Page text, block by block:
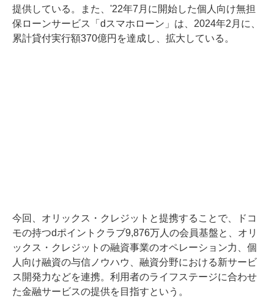
提供している。また、'22年7月に開始した個人向け無担
保ローンサービス「dスマホローン」は、2024年2月に、
累計貸付実行額370億円を達成し、拡大している。
今回、オリックス・クレジットと提携することで、ドコ
モの持つdポイントクラブ9,876万人の会員基盤と、オリ
ックス・クレジットの融資事業のオペレーション力、個
人向け融資の与信ノウハウ、融資分野における新サービ
ス開発力などを連携。利用者のライフステージに合わせ
た金融サービスの提供を目指すという。